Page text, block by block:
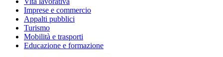
Imprese e commercio
Appalti pubblici
Turismo
Mobilità e trasporti
Educazione e formazione